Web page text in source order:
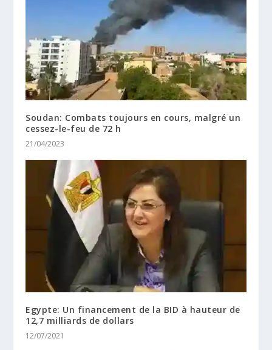
Soudan: Combats toujours en cours, malgré un
cessez-le-feu de 72 h
21/04/2023
Egypte: Un financement de la BID à hauteur de
12,7 milliards de dollars
12/07/2021